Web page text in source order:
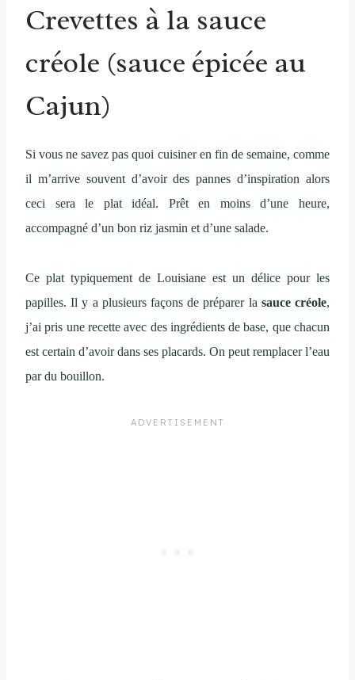
Crevettes à la sauce
créole (sauce épicée au
Cajun)
Si vous ne savez pas quoi cuisiner en fin de semaine, comme
il m’arrive souvent d’avoir des pannes d’inspiration alors
ceci sera le plat idéal. Prêt en moins d’une heure,
accompagné d’un bon riz jasmin et d’une salade.
Ce plat typiquement de Louisiane est un délice pour les
papilles. Il y a plusieurs façons de préparer la sauce créole,
j’ai pris une recette avec des ingrédients de base, que chacun
est certain d’avoir dans ses placards. On peut remplacer l’eau
par du bouillon.